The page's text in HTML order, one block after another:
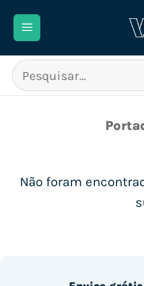
Pesquisar
por:
Não foram